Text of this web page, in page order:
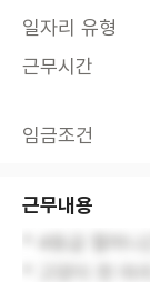
일자리 유형
근무시간
임금조건
근무내용